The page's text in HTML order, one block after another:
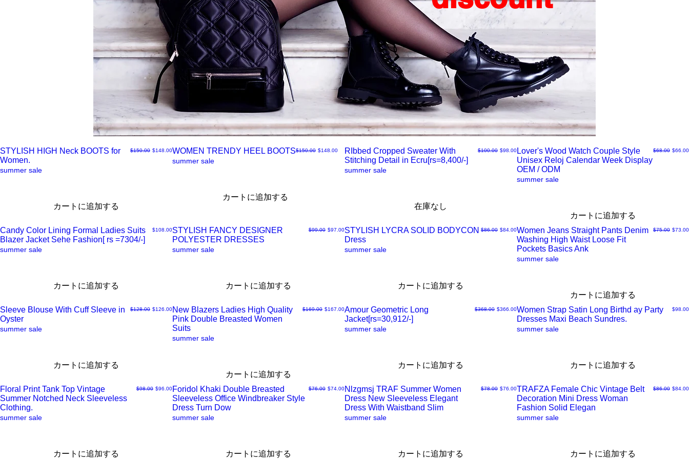
ク
ク
ー
STYLISH HIGH Neck BOOTS for
Women.
通常価格
$150.00 セール価格
$148.00
summer sale
カートに追加する
ク
ク
ー
WOMEN TRENDY HEEL BOOTS通常価格
$150.00 セール価格
$148.00
summer sale
カートに追加する
ク
ク
ー
RIbbed Cropped Sweater With
Stitching Detail in Ecru[rs=8,400/-]
通常価格
$100.00 セール価格
$98.00
summer sale
在庫なし
ク
ビ
ー
Lover's Wood Watch Couple Style
Unisex Reloj Calendar Week Display
OEM / ODM
通常価格
$68.00 セール
$66.00
summer sale
カートに追加する
ク
ク
ー
Candy Color Lining Formal Ladies Suits
Blazer Jacket Sehe Fashion[ rs =7304/-]
価格
$108.00
summer sale
カートに追加する
ク
ク
ビ
ー
STYLISH FANCY DESIGNER
POLYESTER DRESSES
通常価格
$99.00 セール価格
$97.00
summer sale
カートに追加する
ク
ク
ー
STYLISH LYCRA SOLID BODYCON
Dress
通常価格
$86.00 セール価格
$84.00
summer sale
カートに追加する
ク
ク
ー
Women Jeans Straight Pants Denim
Washing High Waist Loose Fit
Pockets Basics Ank
通常価格
$75.00 セール
$73.00
summer sale
カートに追加する
ク
ク
ビ
Sleeve Blouse With Cuff Sleeve in
Oyster
通常価格
$128.00 セール価格
$126.00
summer sale
カートに追加する
ク
ク
ビ
New Blazers Ladies High Quality
Pink Double Breasted Women
Suits
通常価格
$169.00 セール価格
$167.00
summer sale
カートに追加する
ク
ク
ビ
Amour Geometric Long
Jacket[rs=30,912/-]
通常価格
$368.00 セール価格
$366.00
summer sale
カートに追加する
ク
ク
ビ
Women Strap Satin Long Birthd ay Party
Dresses Maxi Beach Sundres.
価格
$98.00
summer sale
カートに追加する
ク
Floral Print Tank Top Vintage
Summer Notched Neck Sleeveless
Clothing.
通常価格
$98.00 セール価格
$96.00
summer sale
カートに追加する
ク
Foridol Khaki Double Breasted
Sleeveless Office Windbreaker Style
Dress Turn Dow
通常価格
$76.00 セール価格
$74.00
summer sale
カートに追加する
ク
Nlzgmsj TRAF Summer Women
Dress New Sleeveless Elegant
Dress With Waistband Slim
通常価格
$78.00 セール価格
$76.00
summer sale
カートに追加する
ク
TRAFZA Female Chic Vintage Belt
Decoration Mini Dress Woman
Fashion Solid Elegan
通常価格
$86.00 セール
$84.00
summer sale
カートに追加する